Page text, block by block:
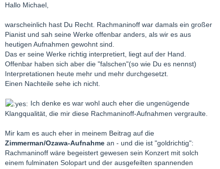
Hallo Michael,
warscheinlich hast Du Recht. Rachmaninoff war damals ein großer
Pianist und sah seine Werke offenbar anders, als wir es aus
heutigen Aufnahmen gewohnt sind.
Das er seine Werke richtig interpretiert, liegt auf der Hand.
Offenbar haben sich aber die "falschen"(so wie Du es nennst)
Interpretationen heute mehr und mehr durchgesetzt.
Einen Nachteile sehe ich nicht.
Ich denke es war wohl auch eher die ungenügende
Klangqualität, die mir diese Rachmaninoff-Aufnahmen vergraulte.
Mir kam es auch eher in meinem Beitrag auf die
Zimmerman/Ozawa-Aufnahme an - und die ist "goldrichtig":
Rachmaninoff wäre begeistert gewesen sein Konzert mit solch
einem fulminaten Solopart und der ausgefeilten spannenden